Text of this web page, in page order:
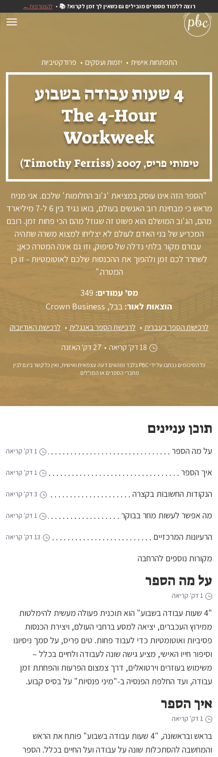
רוצה ללמוד מספרים מובילים גם כשאין לך זמן לקרוא? 📚 להצטרפות ←
התפתחות אישית יזמות ועסקים פרודקטיביות
4 שעות עבודה בשבוע
The 4-Hour
Workweek
טימותי פריס, 2007 (Timothy Ferriss)
"הספר הזה אינו עוסק במציאת 'ג'וב החלומות' שלכם. אני מניח
מראש כי מבחינת רוב האנשים בעולם, בואו נגיד בין 6 ל-7 מיליארד
מהם, הג'וב המושלם הוא פשוט זה שגוזל מהם הכי פחות זמן. רובם
המכריע של בני האדם לעולם לא יצליחו למצוא משרה שתהיה
עבורם מקור בלתי נדלה של סיפוק, וזו גם אינה המטרה כאן;
לשחרר לכם זמן ולהפוך את ההכנסות שלכם לאוטומטיות - זו כן
המטרה."
מס' עמודים:
הוצאות לאור: בבל, Crown Business
לרכישת הספר בעברית לרכישת הספר באנגלית
לרכישת האודיובוק
• 27 דק' האזנה
כל הסיכומים נכתבו על ידי PBC בלבד ומהווים דעה עצמאית ואישית, ואין כל קשר בינם לבין
מחברי הספרים או המו"לים.
תוכן עניינים
על מה הספר
איך הספר
הנקודות החשובות בקצרה
מה אפשר לעשות מחר בבוקר
הרעיונות המרכזיים
מקורות נוספים להרחבה
על מה הספר
"4 שעות עבודה בשבוע" הוא תוכנית פעולה מעשית להימלטות
ממירוץ העכברים, יציאה למסע ברחבי העולם, ויצירת הכנסות
פסיביות ואוטומטיות כדי לעבוד פחות. טים פריס, על סמך ניסיונו
וסיפור חייו האישי, מציע גישה שונה לעבודה ולחיים בכלל –
משימוש בעוזרים וירטואלים, דרך צמצום הפרעות והפחתת זמן
עבודה, ועד החלפת הפנסיה ב-"מיני פנסיות" על בסיס קבוע.
איך הספר
בראש ובראשונה, "4 שעות עבודה בשבוע" פותח את הראש
והמחשבה להסתכלות שונה על עבודה ועל החיים בכלל. הספר